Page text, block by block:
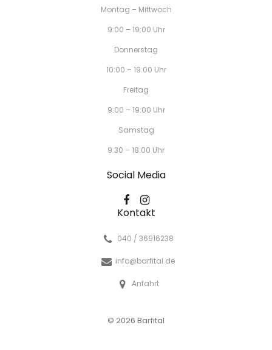
Montag – Mittwoch
9:00 – 19:00 Uhr
Donnerstag
10:00 – 19:00 Uhr
Freitag
9:00 – 19:00 Uhr
Samstag
9:30 – 18:00 Uhr
Social Media
Kontakt
040 / 36916238
info@barfital.de
Anfahrt
© 2026 Barfital